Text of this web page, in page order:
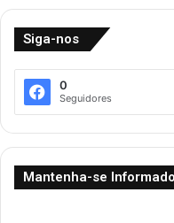
Siga-nos
0
Seguidores
Mantenha-se Informado